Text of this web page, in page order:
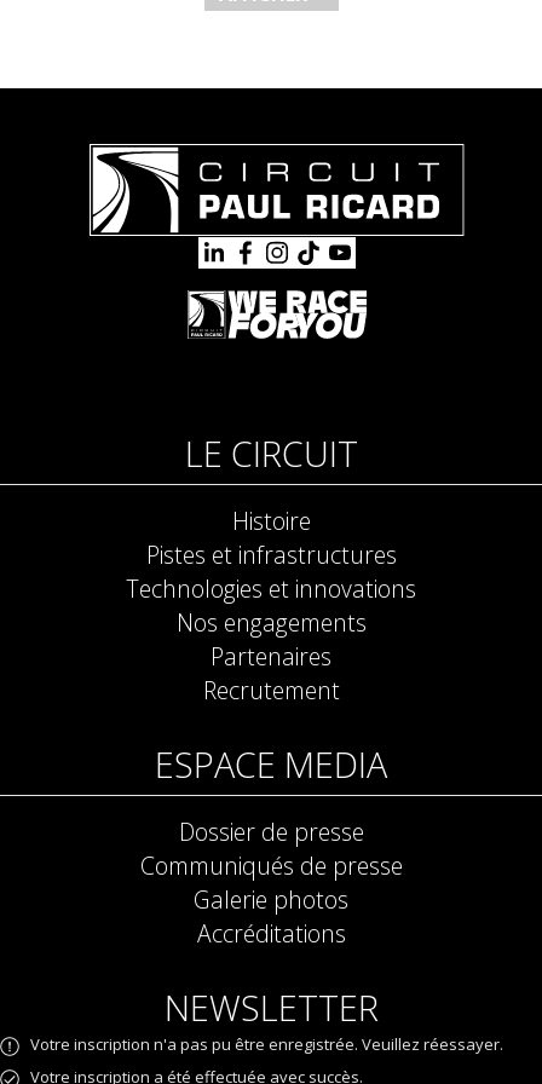
LE CIRCUIT
Histoire
Pistes et infrastructures
Technologies et innovations
Nos engagements
Partenaires
Recrutement
ESPACE MEDIA
Dossier de presse
Communiqués de presse
Galerie photos
Accréditations
NEWSLETTER
Votre inscription n'a pas pu être enregistrée. Veuillez réessayer.
Votre inscription a été effectuée avec succès.